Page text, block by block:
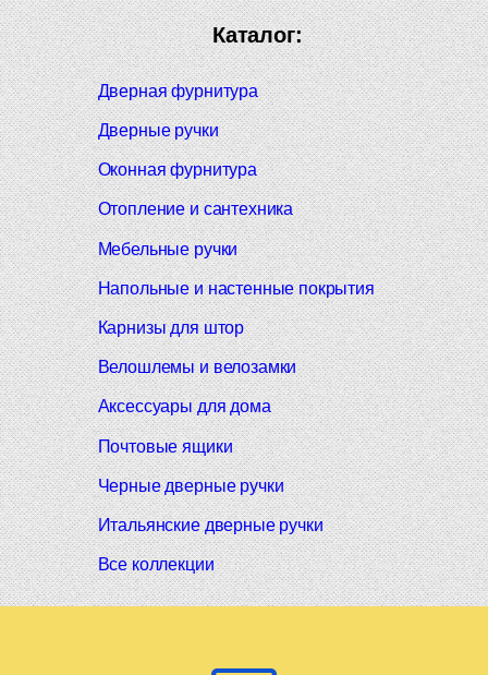
Каталог:
Дверная фурнитура
Дверные ручки
Оконная фурнитура
Отопление и сантехника
Мебельные ручки
Напольные и настенные покрытия
Карнизы для штор
Велошлемы и велозамки
Аксессуары для дома
Почтовые ящики
Черные дверные ручки
Итальянские дверные ручки
Все коллекции